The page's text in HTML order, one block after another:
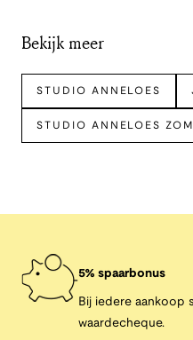
Bekijk meer
STUDIO ANNELOES
STUDIO ANNELOES
5% spaarbonus
Bij iedere aankoop
waardecheque.